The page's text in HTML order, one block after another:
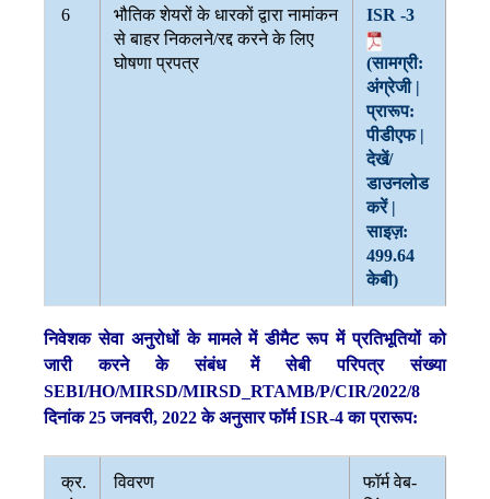
6
भौतिक शेयरों के धारकों द्वारा नामांकन
से बाहर निकलने/रद्द करने के लिए
घोषणा प्रपत्र
ISR -3
(सामग्री:
अंग्रेजी |
प्रारूप:
पीडीएफ |
देखें/
डाउनलोड
करें |
साइज़:
499.64
केबी)
निवेशक सेवा अनुरोधों के मामले में डीमैट रूप में प्रतिभूतियों को
जारी करने के संबंध में सेबी परिपत्र संख्या
SEBI/HO/MIRSD/MIRSD_RTAMB/P/CIR/2022/8
दिनांक 25 जनवरी, 2022 के अनुसार फॉर्म ISR-4 का प्रारूप:
क्र.
विवरण
फॉर्म वेब-